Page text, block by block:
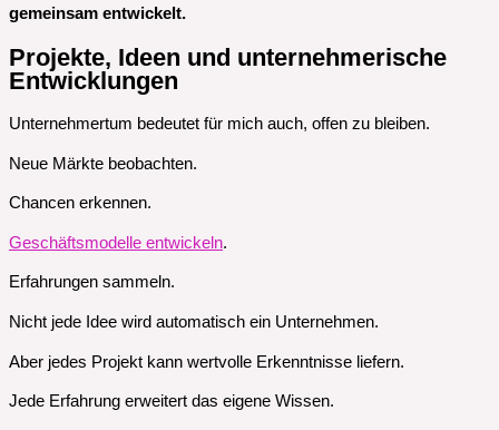
gemeinsam entwickelt.
Projekte, Ideen und unternehmerische
Entwicklungen
Unternehmertum bedeutet für mich auch, offen zu bleiben.
Neue Märkte beobachten.
Chancen erkennen.
Geschäftsmodelle entwickeln.
Erfahrungen sammeln.
Nicht jede Idee wird automatisch ein Unternehmen.
Aber jedes Projekt kann wertvolle Erkenntnisse liefern.
Jede Erfahrung erweitert das eigene Wissen.